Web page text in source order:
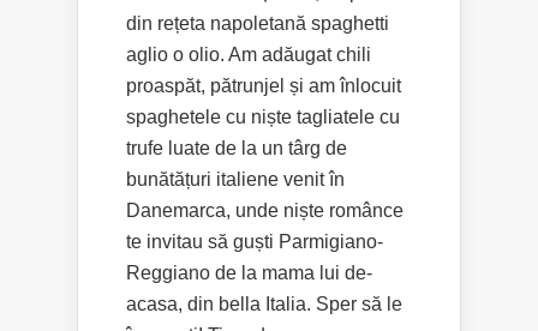
din rețeta napoletană spaghetti
aglio o olio. Am adăugat chili
proaspăt, pătrunjel și am înlocuit
spaghetele cu niște tagliatele cu
trufe luate de la un târg de
bunătățuri italiene venit în
Danemarca, unde niște românce
te invitau să guști Parmigiano-
Reggiano de la mama lui de-
acasa, din bella Italia. Sper să le